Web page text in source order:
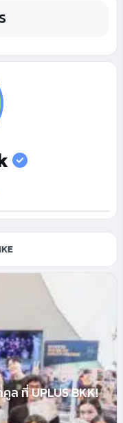
ล ที่ UPLUS BKK!